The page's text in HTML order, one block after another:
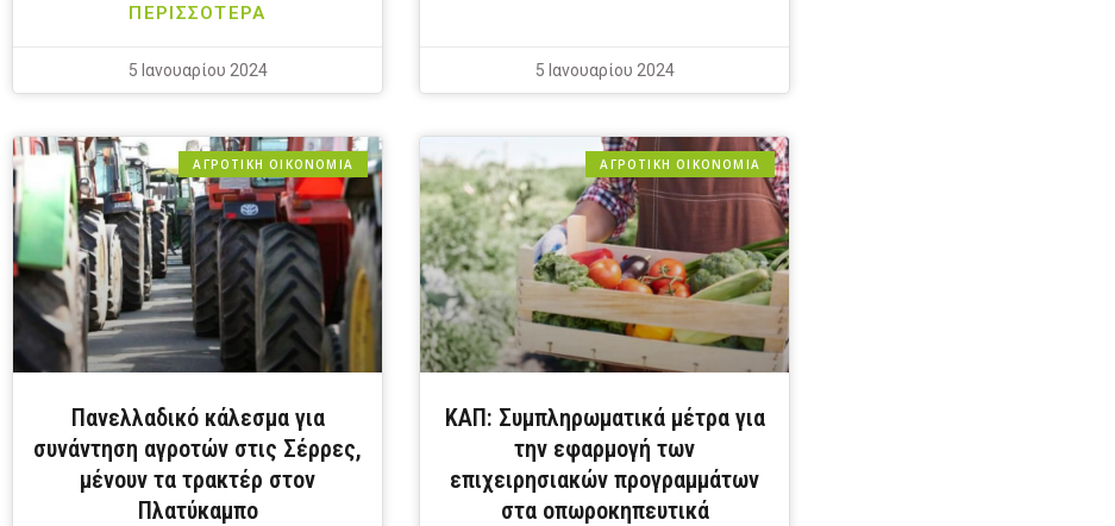
ΠΕΡΙΣΣΟΤΕΡΑ
5 Ιανουαρίου 2024 5 Ιανουαρίου 2024
ΑΓΡΟΤΙΚΗ ΟΙΚΟΝΟΜΙΑ
Πανελλαδικό κάλεσμα για
συνάντηση αγροτών στις Σέρρες,
μένουν τα τρακτέρ στον
Πλατύκαμπο
ΑΓΡΟΤΙΚΗ ΟΙΚΟΝΟΜΙΑ
ΚΑΠ: Συμπληρωματικά μέτρα για
την εφαρμογή των
επιχειρησιακών προγραμμάτων
στα οπωροκηπευτικά